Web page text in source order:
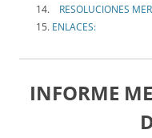
RESOLUCIONES
ENLACES:
INFORME